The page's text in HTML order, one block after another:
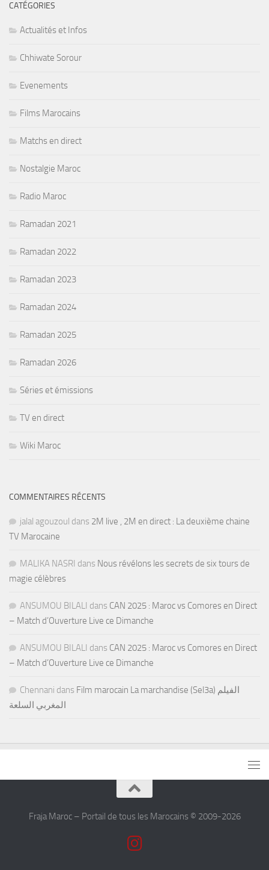
CATÉGORIES
Actualités et Infos
Chhiwate Sorour
Evenements
Films Marocains
Matchs en direct
Nostalgie Maroc
Radio Maroc
Ramadan 2021
Ramadan 2022
Ramadan 2023
Ramadan 2024
Ramadan 2025
Ramadan 2026
Séries et émissions
TV en direct
Wiki Maroc
COMMENTAIRES RÉCENTS
jalal agouzoul dans 2M live , 2M en direct : La deuxième chaine
TV Marocaine
MALIKA NASRI dans Nous révélons les secrets de six tours de
magie célèbres
ANSUMOU BILALI dans CAN 2025 : Maroc vs Comores en Direct
– Match d’Ouverture Live ce Dimanche
ANSUMOU BILALI dans CAN 2025 : Maroc vs Comores en Direct
– Match d’Ouverture Live ce Dimanche
Chennani dans Film marocain La marchandise (Sel3a) الفيلم
المغربي السلعة
Fraja Maroc – Portail de tous les Marocains © 2009-2026